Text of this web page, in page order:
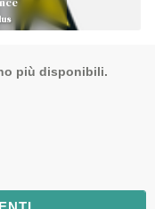
più disponibili.